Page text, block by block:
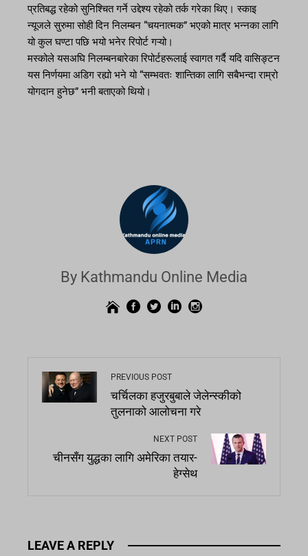
प्रतिबद्ध रहेको सुनिश्चित गर्ने उद्देश्य रहेको तर्क गरेका थिए। स्काइ
न्यूजले सुरुमा सोही दिन निलम्बन “चयनात्मक” भएको मात्र भन्नका लागि
यो कुल घण्टा पछि भयो भनेर रिपोर्ट गऱ्यो।
मस्कोले यसअघि निलम्बनबारेका रिपोर्टहरूलाई स्वागत गर्दै यदि वासिङ्टन
यस निर्णयमा अडिग रह्यो भने यो “सम्भवतः शान्तिका लागि सबैभन्दा राम्रो
योगदान हुनेछ” भनी बताएको थियो।
By Kathmandu Online Media
PREVIOUS POST
चर्चिलका हजुरबुबाले जेलेन्स्कीको
तुलनाको आलोचना गरे
NEXT POST
चीनसँग युद्धका लागि अमेरिका तयार-
हेग्सेथ
LEAVE A REPLY